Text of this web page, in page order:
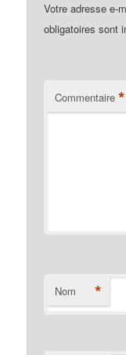
Votre adresse e-
obligatoires sont
Commentaire *
Nom *